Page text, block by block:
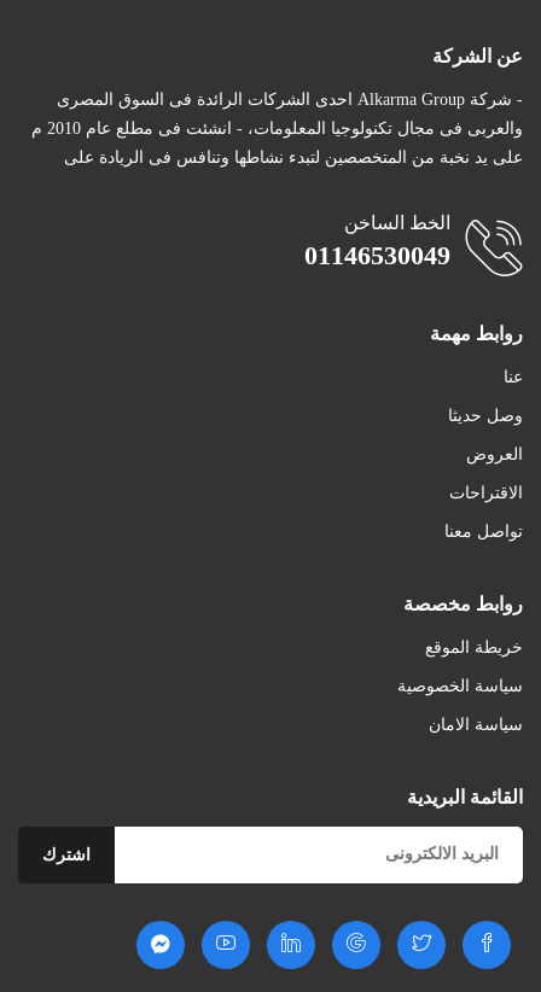
عن الشركة
- شركة Alkarma Group احدى الشركات الرائدة فى السوق المصرى
والعربى فى مجال تكنولوجيا المعلومات، - انشئت فى مطلع عام 2010 م
على يد نخبة من المتخصصين لتبدء نشاطها وتنافس فى الريادة على
الخط الساخن
01146530049
روابط مهمة
عنا
وصل حديثا
العروض
الاقتراحات
تواصل معنا
روابط مخصصة
خريطة الموقع
سياسة الخصوصية
سياسة الامان
القائمة البريدية